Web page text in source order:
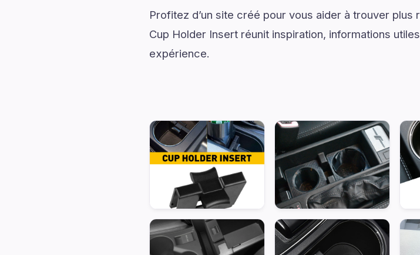
Profitez d’un site créé pour vous aider à trouver
Cup Holder Insert réunit inspiration, informations
expérience.